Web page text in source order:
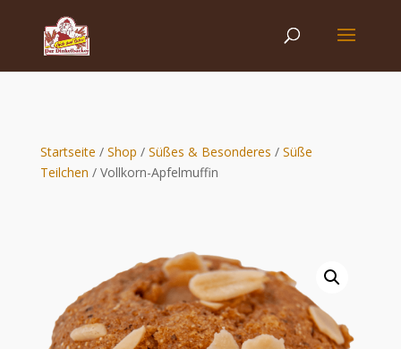
Startseite / Shop / Süßes & Besonderes / Süße
Teilchen / Vollkorn-Apfelmuffin